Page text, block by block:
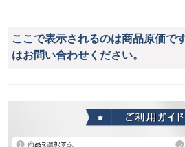
ここで表示されるのは商品原価で
はお問い合わせください。